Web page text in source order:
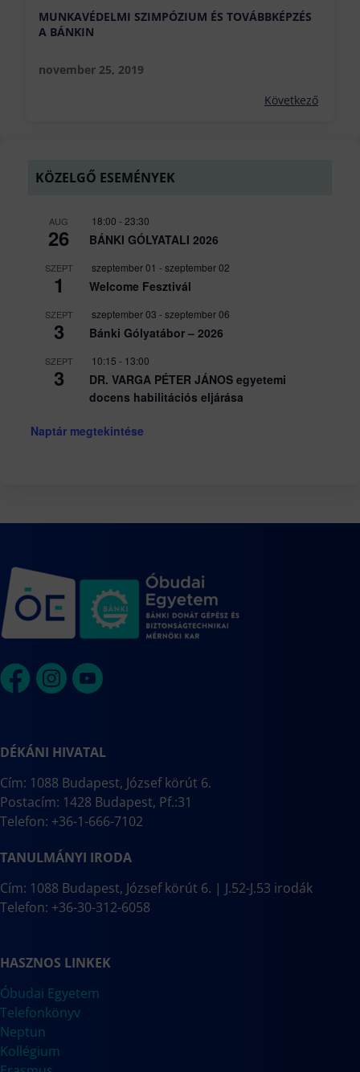
MUNKAVÉDELMI SZIMPÓZIUM ÉS TOVÁBBKÉPZÉS
A BÁNKIN
november 25, 2019
Következő
KÖZELGŐ ESEMÉNYEK
AUG
26
18:00 - 23:30
BÁNKI GÓLYATALI 2026
SZEPT
1
szeptember 01 -szeptember 02
Welcome Fesztivál
SZEPT
3
szeptember 03 -szeptember 06
Bánki Gólyatábor – 2026
SZEPT
3
10:15 - 13:00
DR. VARGA PÉTER JÁNOS egyetemi
docens habilitációs eljárása
Naptár megtekintése
DÉKÁNI HIVATAL
Cím: 1088 Budapest, József körút 6.
Postacím: 1428 Budapest, Pf.:31
Telefon: +36-1-666-7102
TANULMÁNYI IRODA
Cím: 1088 Budapest, József körút 6. | J.52-J.53 irodák
Telefon: +36-30-312-6058
HASZNOS LINKEK
Óbudai Egyetem
Telefonkönyv
Neptun
Kollégium